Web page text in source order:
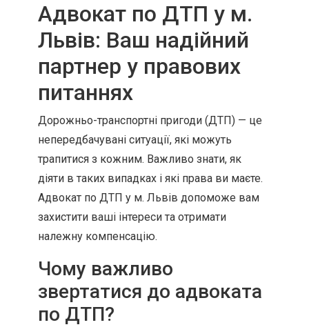
Адвокат по ДТП у м.
Львів: Ваш надійний
партнер у правових
питаннях
Дорожньо-транспортні пригоди (ДТП) — це
непередбачувані ситуації, які можуть
трапитися з кожним. Важливо знати, як
діяти в таких випадках і які права ви маєте.
Адвокат по ДТП у м. Львів допоможе вам
захистити ваші інтереси та отримати
належну компенсацію.
Чому важливо
звертатися до адвоката
по ДТП?